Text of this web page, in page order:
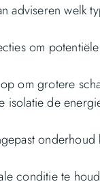
adviseren welk
om
om grotere
de
conditie te